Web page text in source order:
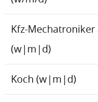
Kfz-
(w|m|d)
Koch (w|m|d)